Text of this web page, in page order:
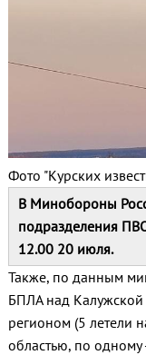
Фото "Курских
В Минобороны
подразделения
12.00 20 июля.
Также, по данным
БПЛА над
регионом (5 летели
областью, по одному